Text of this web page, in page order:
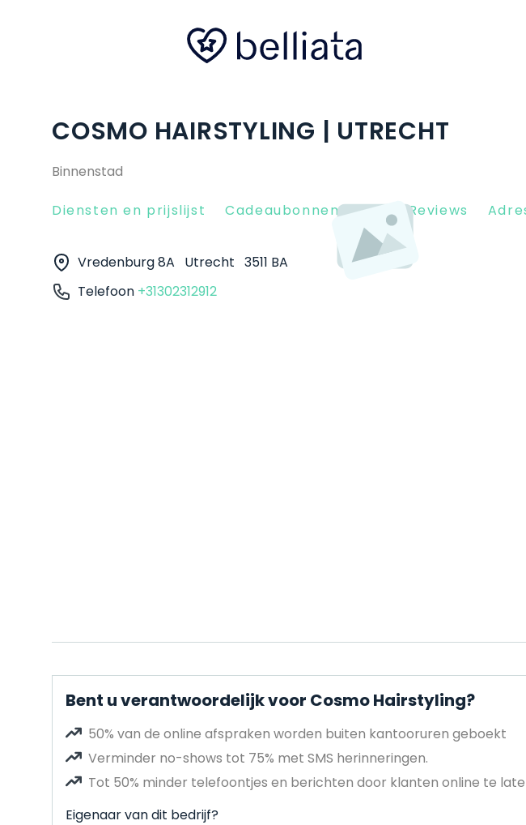
COSMO HAIRSTYLING | UTRECHT
Binnenstad
Diensten en prijslijst Cadeaubonnen Client Reviews
Vredenburg 8A Utrecht 3511 BA
Telefoon +31302312912
Bent u verantwoordelijk voor Cosmo Hairstyling?
50% van de online afspraken worden buiten kantooruren geboekt
Verminder no-shows tot 75% met SMS herinneringen.
Tot 50% minder telefoontjes en berichten door klanten online te
Eigenaar van dit bedrijf?